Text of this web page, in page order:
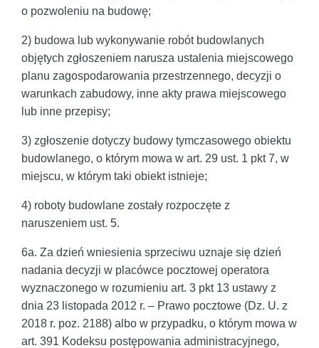
o pozwoleniu na budowę;
2) budowa lub wykonywanie robót budowlanych
objętych zgłoszeniem narusza ustalenia miejscowego
planu zagospodarowania przestrzennego, decyzji o
warunkach zabudowy, inne akty prawa miejscowego
lub inne przepisy;
3) zgłoszenie dotyczy budowy tymczasowego obiektu
budowlanego, o którym mowa w art. 29 ust. 1 pkt 7, w
miejscu, w którym taki obiekt istnieje;
4) roboty budowlane zostały rozpoczęte z
naruszeniem ust. 5.
6a. Za dzień wniesienia sprzeciwu uznaje się dzień
nadania decyzji w placówce pocztowej operatora
wyznaczonego w rozumieniu art. 3 pkt 13 ustawy z
dnia 23 listopada 2012 r. – Prawo pocztowe (Dz. U. z
2018 r. poz. 2188) albo w przypadku, o którym mowa w
art. 391 Kodeksu postępowania administracyjnego,